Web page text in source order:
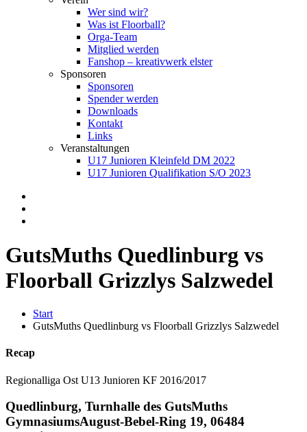
Wer sind wir?
Was ist Floorball?
Orga-Team
Mitglied werden
Fanshop – kreativwerk elster
Sponsoren
Sponsoren
Spender werden
Downloads
Kontakt
Links
Veranstaltungen
U17 Junioren Kleinfeld DM 2022
U17 Junioren Qualifikation S/O 2023
GutsMuths Quedlinburg vs
Floorball Grizzlys Salzwedel
Start
GutsMuths Quedlinburg vs Floorball Grizzlys Salzwedel
Recap
Regionalliga Ost U13 Junioren KF 2016/2017
Quedlinburg, Turnhalle des GutsMuths
GymnasiumsAugust-Bebel-Ring 19, 06484